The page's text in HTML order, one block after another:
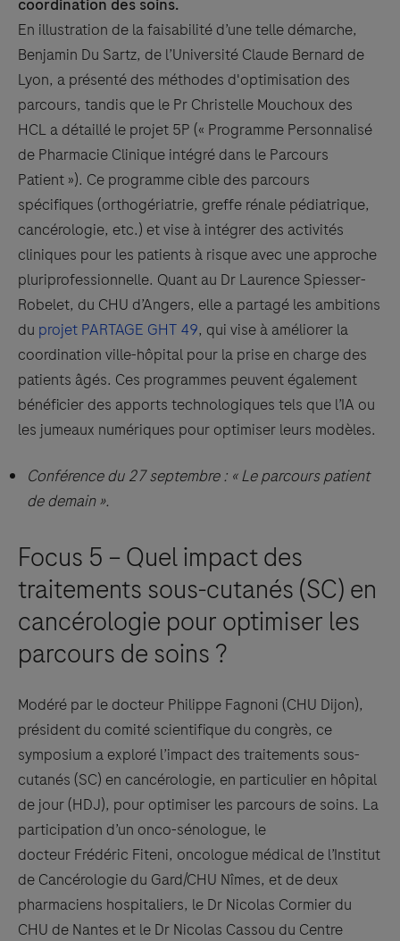
coordination des soins.
En illustration de la faisabilité d’une telle démarche,
Benjamin Du Sartz, de l’Université Claude Bernard de
Lyon, a présenté des méthodes d'optimisation des
parcours, tandis que le Pr Christelle Mouchoux des
HCL a détaillé le projet 5P (« Programme Personnalisé
de Pharmacie Clinique intégré dans le Parcours
Patient »). Ce programme cible des parcours
spécifiques (orthogériatrie, greffe rénale pédiatrique,
cancérologie, etc.) et vise à intégrer des activités
cliniques pour les patients à risque avec une approche
pluriprofessionnelle. Quant au Dr Laurence Spiesser-
Robelet, du CHU d’Angers, elle a partagé les ambitions
du projet PARTAGE GHT 49, qui vise à améliorer la
coordination ville-hôpital pour la prise en charge des
patients âgés. Ces programmes peuvent également
bénéficier des apports technologiques tels que l’IA ou
les jumeaux numériques pour optimiser leurs modèles.
Conférence du 27 septembre : « Le parcours patient
de demain ».
Focus 5 – Quel impact des
traitements sous-cutanés (SC) en
cancérologie pour optimiser les
parcours de soins ?
Modéré par le docteur Philippe Fagnoni (CHU Dijon),
président du comité scientifique du congrès, ce
symposium a exploré l’impact des traitements sous-
cutanés (SC) en cancérologie, en particulier en hôpital
de jour (HDJ), pour optimiser les parcours de soins. La
participation d’un onco-sénologue, le
docteur Frédéric Fiteni, oncologue médical de l’Institut
de Cancérologie du Gard/CHU Nîmes, et de deux
pharmaciens hospitaliers, le Dr Nicolas Cormier du
CHU de Nantes et le Dr Nicolas Cassou du Centre